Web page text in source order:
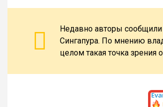
Недавно авторы сообщили
Сингапура. По мнению
целом такая точка зрения